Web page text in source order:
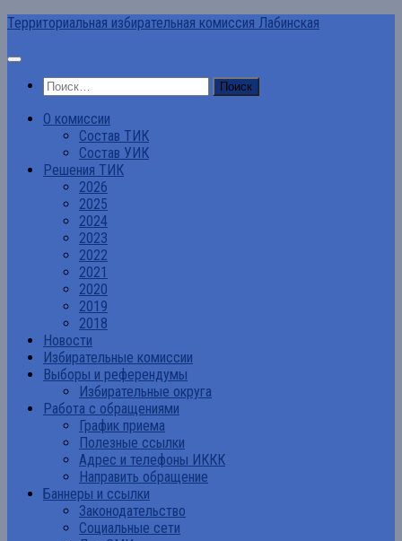
Перейти
содержимому
Территориальная избирательная комиссия Лабинская
Найти:
О комиссии
Состав ТИК
Состав УИК
Решения ТИК
2026
2025
2024
2023
2022
2021
2020
2019
2018
Новости
Избирательные комиссии
Выборы и референдумы
Избирательные округа
Работа с обращениями
График приема
Полезные ссылки
Адрес и телефоны ИККК
Направить обращение
Баннеры и ссылки
Законодательство
Социальные сети